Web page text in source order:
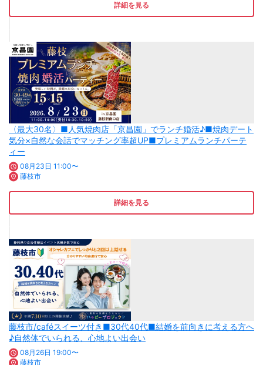
詳細を見る
〈最大30名〉■人気焼肉店「京昌園」でランチ婚活♪■焼肉デート
気分×自然な会話でマッチング率超UP■プレミアムランチパーテ
ィー
08月23日 11:00〜
藤枝市
詳細を見る
藤枝市/caféスイーツ付き■30代40代■結婚を前向きに考える方へ
♪自然体でいられる、心地よい出会い
08月26日 19:00〜
藤枝市